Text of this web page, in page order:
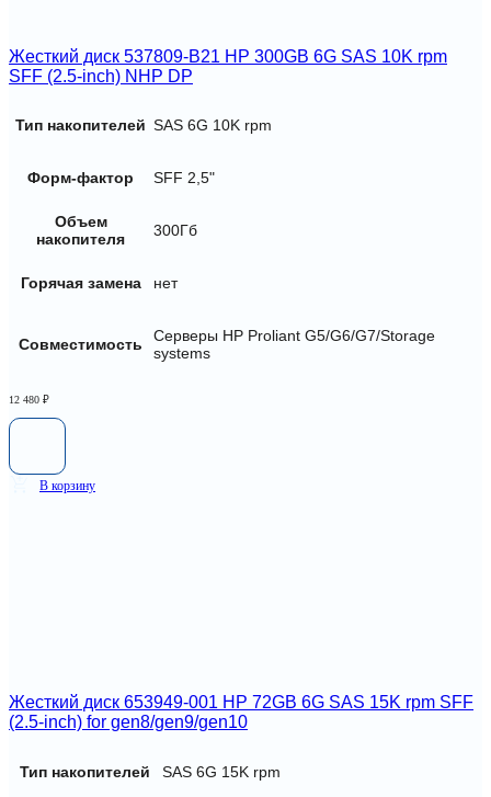
Жесткий диск 537809-B21 HP 300GB 6G SAS 10K rpm
SFF (2.5-inch) NHP DP
Тип накопителей SAS 6G 10K rpm
Форм-фактор SFF 2,5"
Объем
накопителя
300Гб
Горячая замена нет
Совместимость
Серверы HP Proliant G5/G6/G7/Storage
systems
12 480 ₽
В корзину
Жесткий диск 653949-001 HP 72GB 6G SAS 15K rpm SFF
(2.5-inch) for gen8/gen9/gen10
Тип накопителей SAS 6G 15K rpm